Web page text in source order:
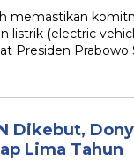
memastikan
listrik (electric
Presiden Prabowo
Dikebut,
Lima Tahun